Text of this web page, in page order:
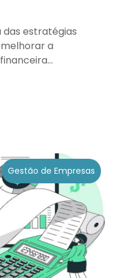
das estratégias
a
Gestão de Empresas